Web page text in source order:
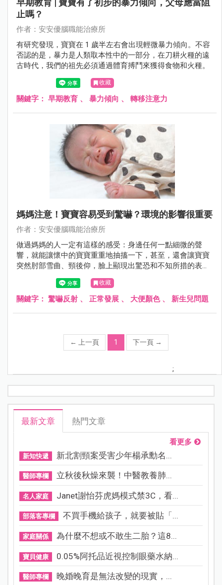
早期教育 | 寶寶有了初步的暴力傾向，父母應當阻
止嗎？
作者：安安優腦職能治療所
有研究發現，寶寶在 1 歲半左右會出現輕微暴力傾向。不容
否認的是，暴力是人類取本性中的一部分，在刀耕火種的遠
古時代，我們的祖先必須通過體育搏鬥來獲得食物和火種。
收藏
關鍵字： 早期教育 、 暴力傾向 、 轉移注意力
媽媽注意！寶寶容易受到驚嚇？環境的影響很重要
作者：安安優腦職能治療所
做過媽媽的人一定有這樣的感受：身邊任何一點細微的聲
響，就能讓懷中的寶寶重重地抽搐一下，甚至，還會讓寶寶
突然肘部雪曲、頸後仰，臉上顯現出驚恐和不知所措的表
情，好像受了天大的驚嚇。
收藏
關鍵字： 驚嚇反射 、 正常發展 、 大便顏色、 新生兒問題
← 上一頁 1 下一頁 →
;
最新文章 熱門文章
看更多
新知快遞 新北割頸案受害少年楊承勳名...
醫師專欄 立秋後秋燥來襲！中醫教養肺...
名人家庭 Janet謝怡芬虎媽模式禁3C，看...
部落客專欄 不買手機給孩子，就要被貼「...
家庭關係 為什麼不想或不敢生二胎？這8...
寶貝健康 0.05%阿托品近視控制眼藥水納...
醫師專欄 晚婚晚育是無法改變的現實，...